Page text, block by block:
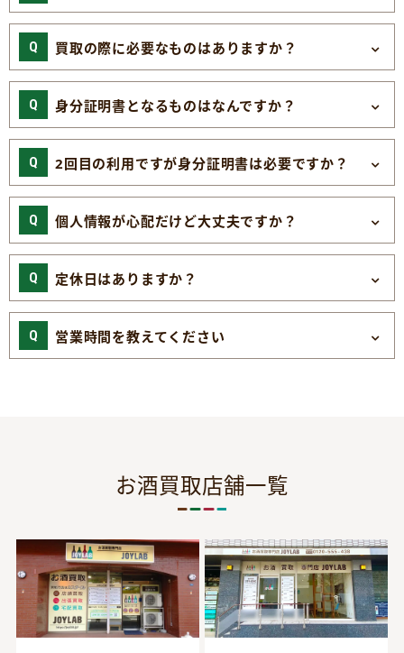
買取の際に必要なものはありますか？
身分証明書となるものはなんですか？
2回目の利用ですが身分証明書は必要ですか？
個人情報が心配だけど大丈夫ですか？
定休日はありますか？
営業時間を教えてください
お酒買取店舗一覧